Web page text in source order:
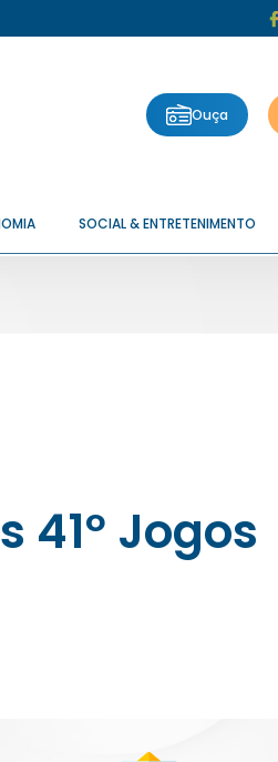
Ouça
SOCIAL & ENTRETENIMENTO
41º Jogos